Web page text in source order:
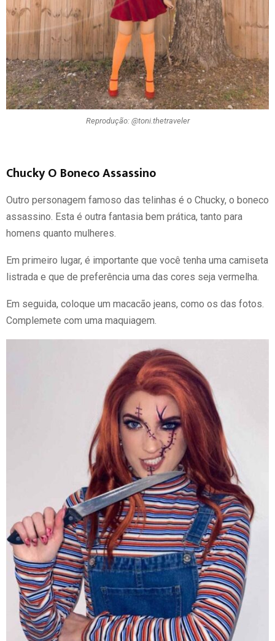
Reprodução: @toni.thetraveler
Chucky O Boneco Assassino
Outro personagem famoso das telinhas é o Chucky, o boneco
assassino. Esta é outra fantasia bem prática, tanto para
homens quanto mulheres.
Em primeiro lugar, é importante que você tenha uma camiseta
listrada e que de preferência uma das cores seja vermelha.
Em seguida, coloque um macacão jeans, como os das fotos.
Complemete com uma maquiagem.